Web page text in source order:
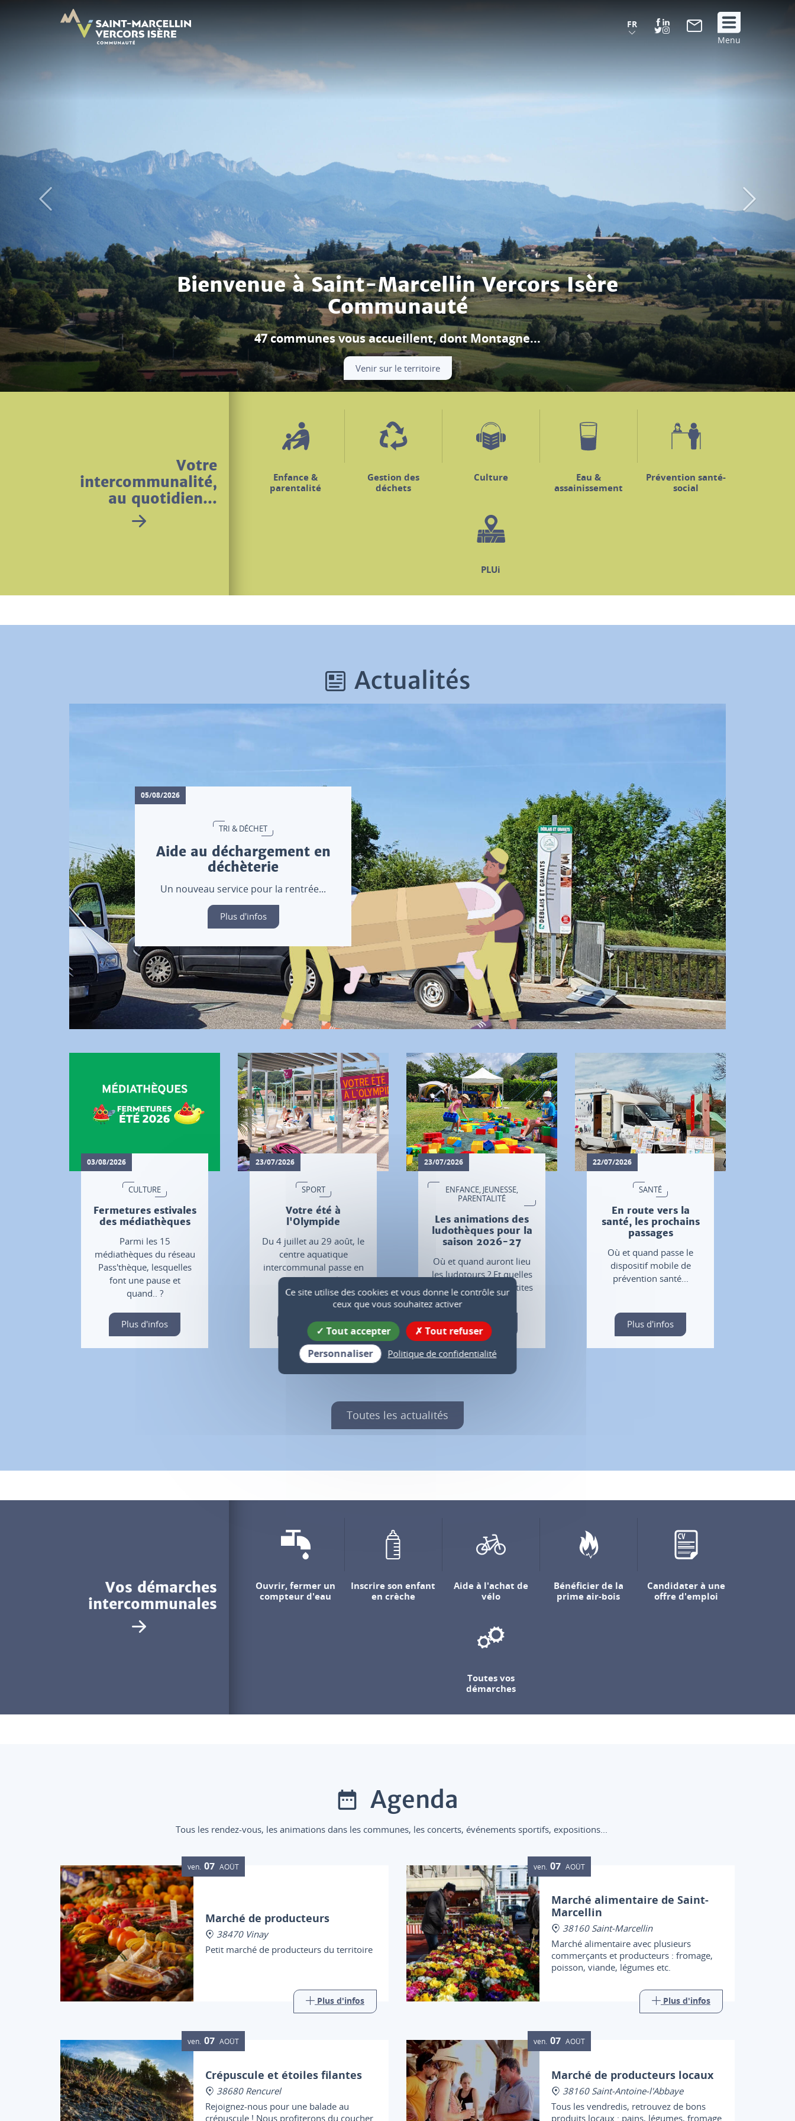
FR
Suivez Menu
Festival Berlioz
La grande fête d'ouverture se déroule à Beauvoir-en-Royans, mercredi 19 août...
Découvrir le programme
Votre
intercommunalité,
au quotidien...
Enfance &
parentalité
Gestion des
déchets
Culture
Eau &
assainissement
Prévention santé-
social
PLUi
Actualités
05/08/2026
TRI & DÉCHET
Aide au déchargement en
déchèterie
Un nouveau service pour la rentrée...
Plus d'infos
03/08/2026
CULTURE
Fermetures estivales
des médiathèques
Parmi les 15
médiathèques du réseau
Pass'thèque, lesquelles
font une pause et
quand.. ?
Plus d'infos
23/07/2026
SPORT
Votre été à
l'Olympide
Du 4 juillet au 29 août, le
centre aquatique
intercommunal passe en
mode estival.
Plus d'infos
23/07/2026
ENFANCE, JEUNESSE,
PARENTALITÉ
Les animations des
ludothèques pour la
saison 2026-27
Où et quand auront lieu
les ludotours ? Et quelles
sont les dates des "p'tites
Plus d'infos
22/07/2026
SANTÉ
En route vers la
santé, les prochains
passages
Où et quand passe le
dispositif mobile de
prévention santé...
Plus d'infos
Toutes les actualités
Vos démarches
intercommunales
Ouvrir, fermer un
compteur d'eau
Inscrire son enfant
en crèche
Aide à l'achat de
vélo
Bénéficier de la
prime air-bois
Candidater à une
offre d'emploi
Toutes vos
démarches
Agenda
Tous les rendez-vous, les animations dans les communes, les concerts, événements sportifs, expositions...
ven. 07 AOÛT
Marché de producteurs
38470 Vinay
Petit marché de producteurs du territoire
Plus d'infos
ven. 07 AOÛT
Marché alimentaire de Saint-
Marcellin
38160 Saint-Marcellin
Marché alimentaire avec plusieurs
commerçants et producteurs : fromage,
poisson, viande, légumes etc.
Plus d'infos
ven. 07 AOÛT
Crépuscule et étoiles filantes
38680 Rencurel
Rejoignez-nous pour une balade au
crépuscule ! Nous profiterons du coucher
ven. 07 AOÛT
Marché de producteurs locaux
38160 Saint-Antoine-l'Abbaye
Tous les vendredis, retrouvez de bons
produits locaux : pains, légumes, fromage
Panneau de gestion des cookies
Ce site utilise des cookies et vous donne le contrôle sur
ceux que vous souhaitez activer
Tout accepter
Tout refuser
Personnaliser
Politique de confidentialité